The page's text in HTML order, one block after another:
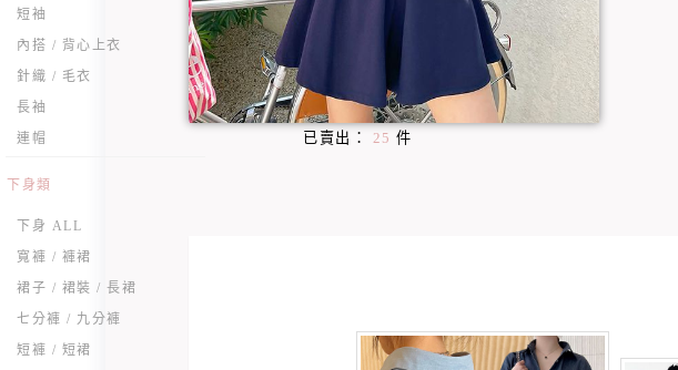
短袖
內搭 / 背心上衣
針織 / 毛衣
長袖
連帽
下身類
下身 ALL
寬褲 / 褲裙
裙子 / 裙裝 / 長裙
七分褲 / 九分褲
短褲 / 短裙
已賣出： 25 件